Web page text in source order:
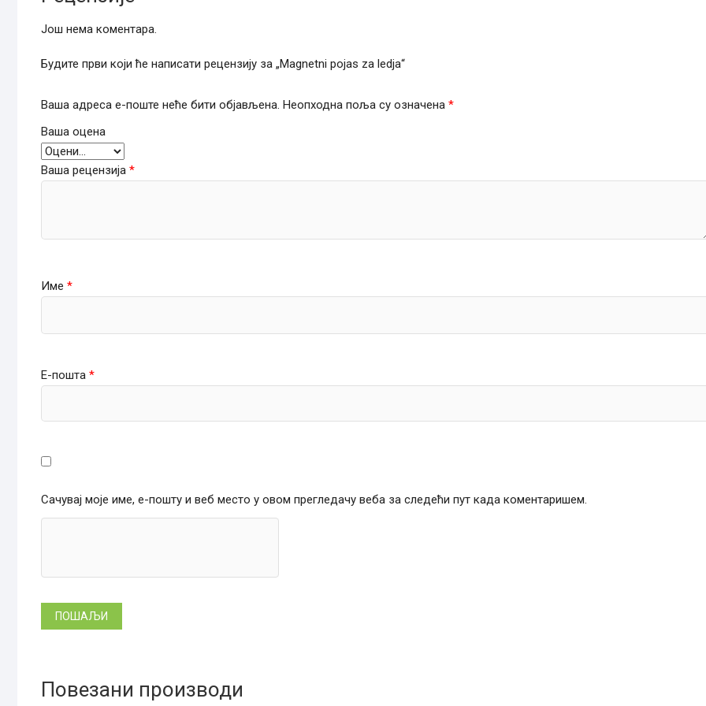
Још нема коментара.
Будите први који ће написати рецензију за „Magnetni pojas za ledja“
Ваша адреса е-поште неће бити објављена. Неопходна поља су означена *
Ваша оцена
Ваша рецензија *
Име *
Е-пошта *
Сачувај моје име, е-пошту и веб место у овом прегледачу веба за следећи пут када коментаришем.
Повезани производи